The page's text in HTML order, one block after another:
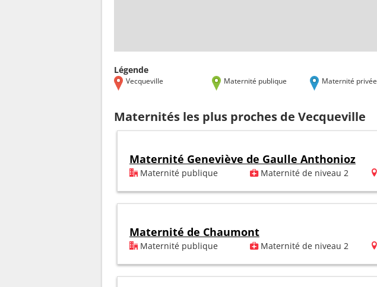
Légende
Vecqueville Maternité publique Maternité privée
Maternités les plus proches de Vecqueville
Maternité Geneviève de Gaulle Anthonioz
Maternité publique Maternité de niveau 2
Maternité de Chaumont
Maternité publique Maternité de niveau 2